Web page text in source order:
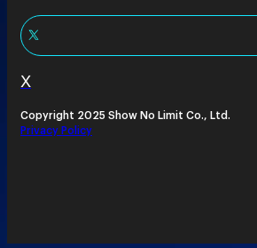
X
Copyright 2025 Show No Limit Co., Ltd.
Privacy Policy